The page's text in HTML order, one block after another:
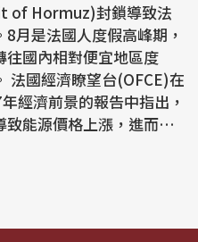
of Hormuz)封鎖導致法
月是法國人度假高峰期，
國內相對便宜地區度
經濟前景的報告中指出，
能源價格上漲，進而推